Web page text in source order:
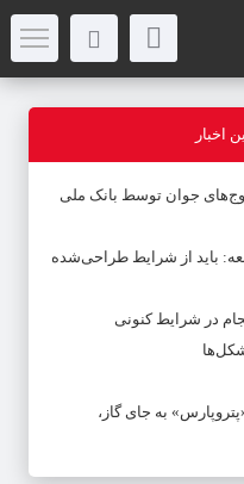
اخبار
به زوج‌های جوان توسط بانک ملی
باید از شرایط طراحی‌شده
در شرایط کنونی
به جای گاز،